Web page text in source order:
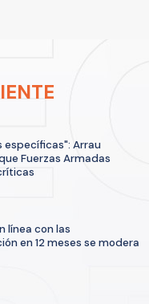
específicas": Arrau
Fuerzas Armadas
línea con las
en 12 meses se modera